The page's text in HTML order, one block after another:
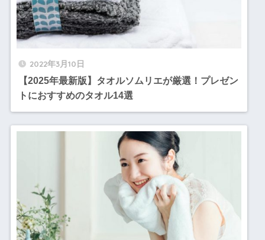
2022年3月10日
【2025年最新版】タオルソムリエが厳選！プレゼン
トにおすすめのタオル14選